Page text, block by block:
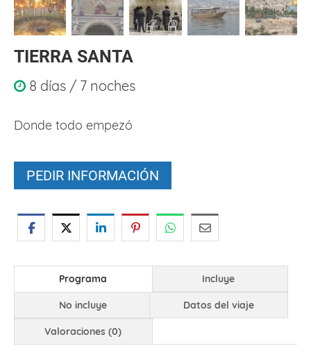
TIERRA SANTA
8 días / 7 noches
Donde todo empezó
PEDIR INFORMACIÓN
Programa Incluye
No incluye Datos del viaje
Valoraciones (0)